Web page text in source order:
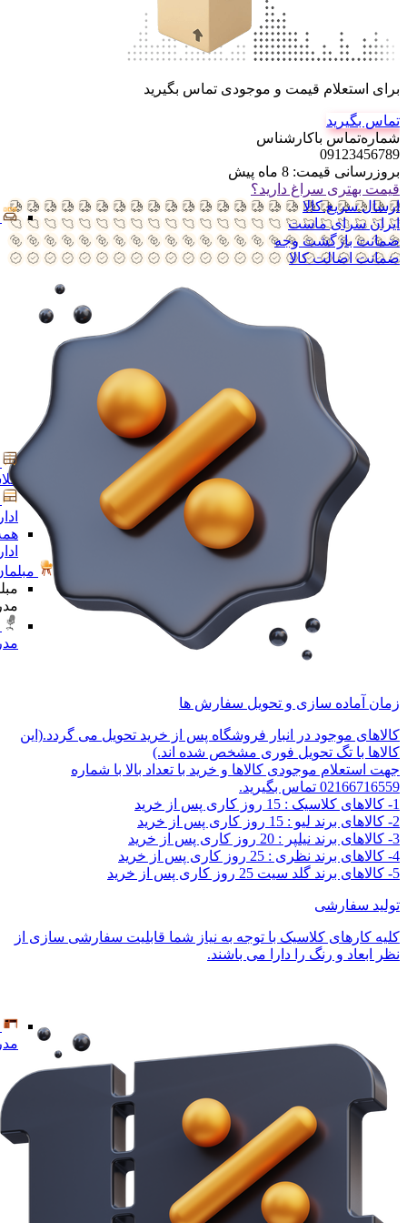
برای استعلام قیمت و موجودی تماس بگیرید
تماس بگیرید
شماره‌تماس‌ با‌کارشناس
09123456789
بروزرسانی قیمت: 8 ماه پیش
قیمت بهتری سراغ دارید؟
ارسال سریع کالا
ایران سرای ماست
ضمانت بازگشت وجه
ضمانت اضالت کالا
زمان آماده سازی و تحویل سفارش ها
کالاهای موجود در انبار فروشگاه پس از خرید تحویل می گردد.(این
کالاها با تگ تحویل فوری مشخص شده اند.)
جهت استعلام موجودی کالاها و خرید با تعداد بالا با شماره
02166716559 تماس بگیرید.
1- کالاهای کلاسیک : 15 روز کاری پس از خرید
2- کالاهای برند لیو : 15 روز کاری پس از خرید
3- کالاهای برند نیلپر : 20 روز کاری پس از خرید
4- کالاهای برند نظری : 25 روز کاری پس از خرید
5- کالاهای برند گلد سیت 25 روز کاری پس از خرید
تولید سفارشی
کلیه کارهای کلاسیک با توجه به نیاز شما قابلیت سفارشی سازی از
نظر ابعاد و رنگ را دارا می باشند.